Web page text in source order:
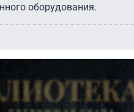
оборудования.